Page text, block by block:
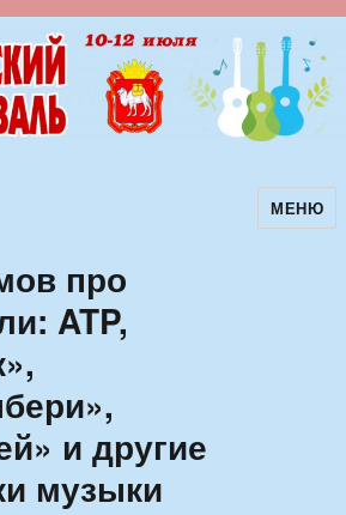
авторскойМЕНЮ
про
ATP,
и другие
музыки